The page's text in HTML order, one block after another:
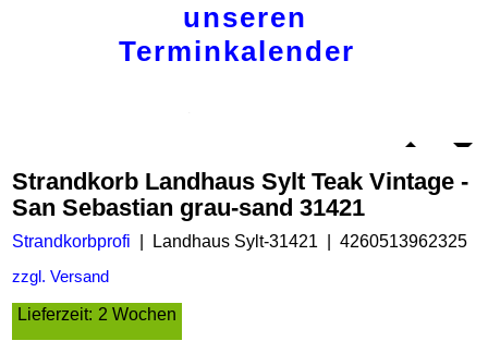
unseren
Terminkalender
Strandkorb Landhaus Sylt Teak Vintage -
San Sebastian grau-sand 31421
Strandkorbprofi Landhaus Sylt-31421 4260513962325
zzgl. Versand
Lieferzeit: 2 Wochen